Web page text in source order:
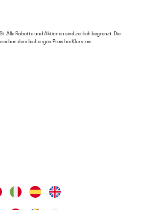
Alle Rabatte und Aktionen sind zeitlich begrenzt. Die
dem bisherigen Preis bei Klarstein.